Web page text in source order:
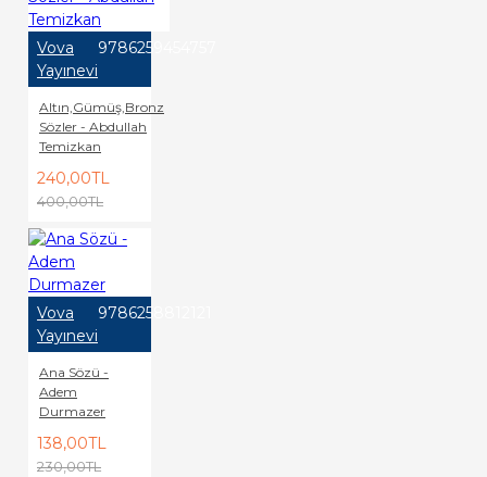
Vova
Yayınevi
9786259454757
Altın,Gümüş,Bronz
Sözler - Abdullah
Temizkan
240,00TL
400,00TL
Vova
Yayınevi
9786258812121
Ana Sözü -
Adem
Durmazer
138,00TL
230,00TL